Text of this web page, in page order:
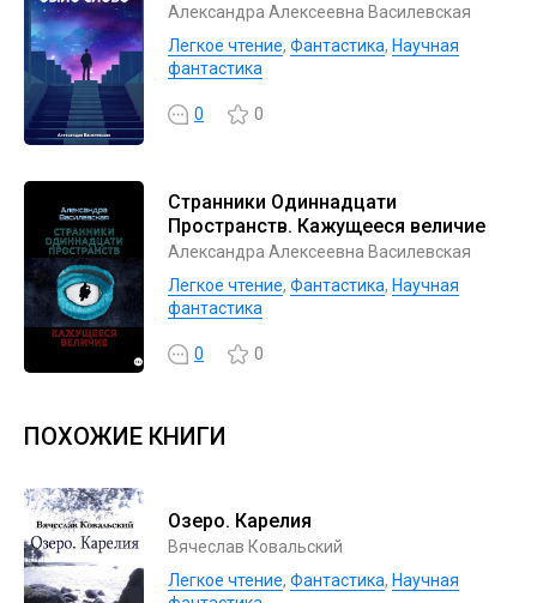
Александра Алексеевна Василевская
Легкое чтение, Фантастика, Научная
фантастика
0 0
Странники Одиннадцати
Пространств. Кажущееся величие
Александра Алексеевна Василевская
Легкое чтение, Фантастика, Научная
фантастика
0 0
ПОХОЖИЕ КНИГИ
Озеро. Карелия
Вячеслав Ковальский
Легкое чтение, Фантастика, Научная